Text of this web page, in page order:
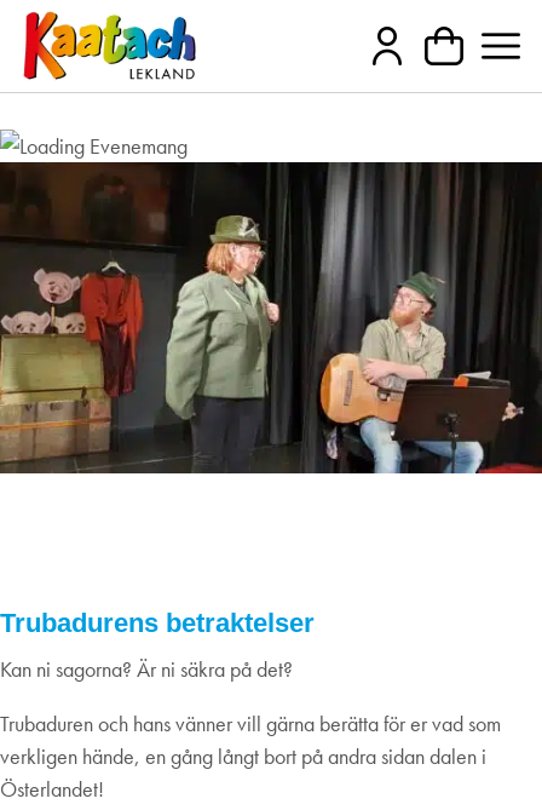
Trubadurens betraktelser
Kan ni sagorna? Är ni säkra på det?
Trubaduren och hans vänner vill gärna berätta för er vad som
verkligen hände, en gång långt bort på andra sidan dalen i
Österlandet!